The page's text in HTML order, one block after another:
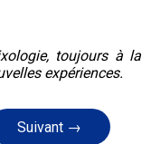
toujours à la
expériences.
Suivant →